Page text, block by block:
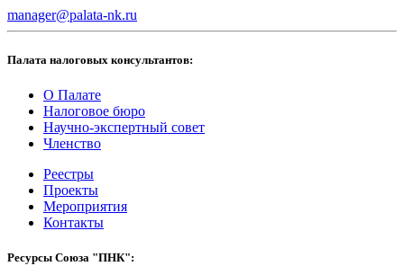
manager@palata-nk.ru
Палата налоговых консультантов:
О Палате
Налоговое бюро
Научно-экспертный совет
Членство
Реестры
Проекты
Мероприятия
Контакты
Ресурсы Союза "ПНК":